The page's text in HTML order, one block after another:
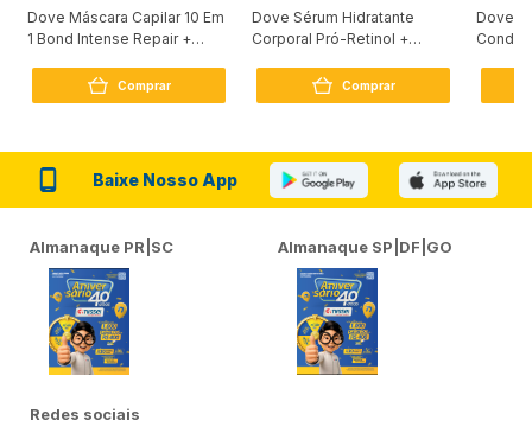
Dove Máscara Capilar 10 Em
1 Bond Intense Repair +
Comprar
Dove Sérum Hidratante
Corporal Pró-Retinol +
Comprar
Dove
Baixe Nosso App
Almanaque PR|SC Almanaque SP|DF|GO
Redes sociais